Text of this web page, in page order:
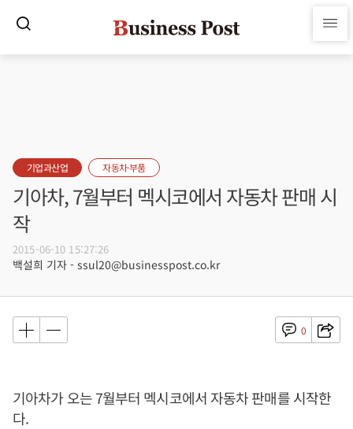
기업과산업 자동차·부품
기아차, 7월부터 멕시코에서 자동차 판매 시
작
2015-06-10 15:27:26
백설희 기자 - ssul20@businesspost.co.kr
0
기아차가 오는 7월부터 멕시코에서 자동차 판매를 시작한
다.